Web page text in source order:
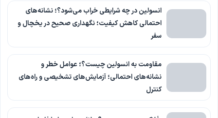
انسولین در چه شرایطی خراب می‌شود؟؛ نشانه‌های
احتمالی کاهش کیفیت؛ نگهداری صحیح در یخچال و
سفر
مقاومت به انسولین چیست؟؛ عوامل خطر و
نشانه‌های احتمالی؛ آزمایش‌های تشخیصی و راه‌های
کنترل